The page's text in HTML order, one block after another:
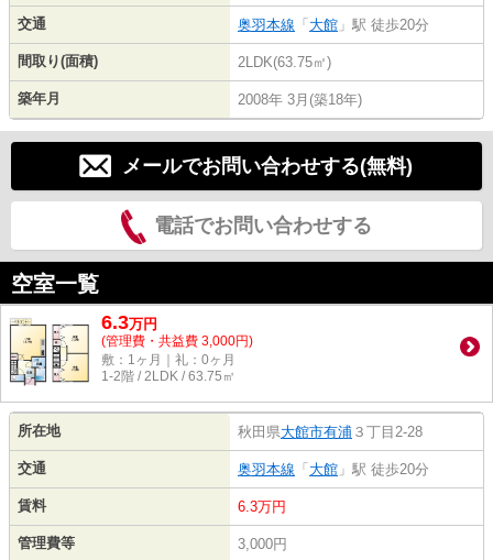
交通 奥羽本線 「 大館 」駅 徒歩20分
間取り(面積) 2LDK(63.75㎡)
築年月 2008年 3月(築18年)
メールでお問い合わせする(無料)
電話でお問い合わせする
空室一覧
6.3万円
(管理費・共益費 3,000円)
敷：1ヶ月｜礼：0ヶ月
1-2階 / 2LDK / 63.75㎡
所在地 秋田県大館市有浦 ３丁目2-28
交通 奥羽本線 「 大館 」駅 徒歩20分
賃料 6.3万円
管理費等 3,000円